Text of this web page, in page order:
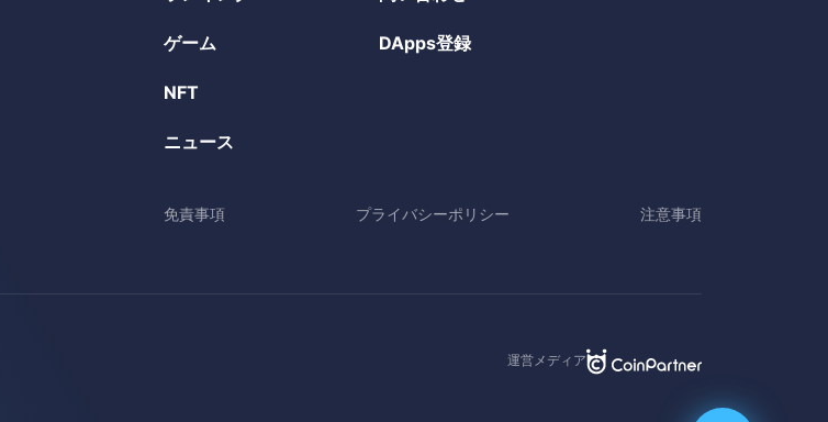
ゲーム
NFT
ニュース
DApps登録
免責事項 プライバシーポリシー 注意事項
運営メディア